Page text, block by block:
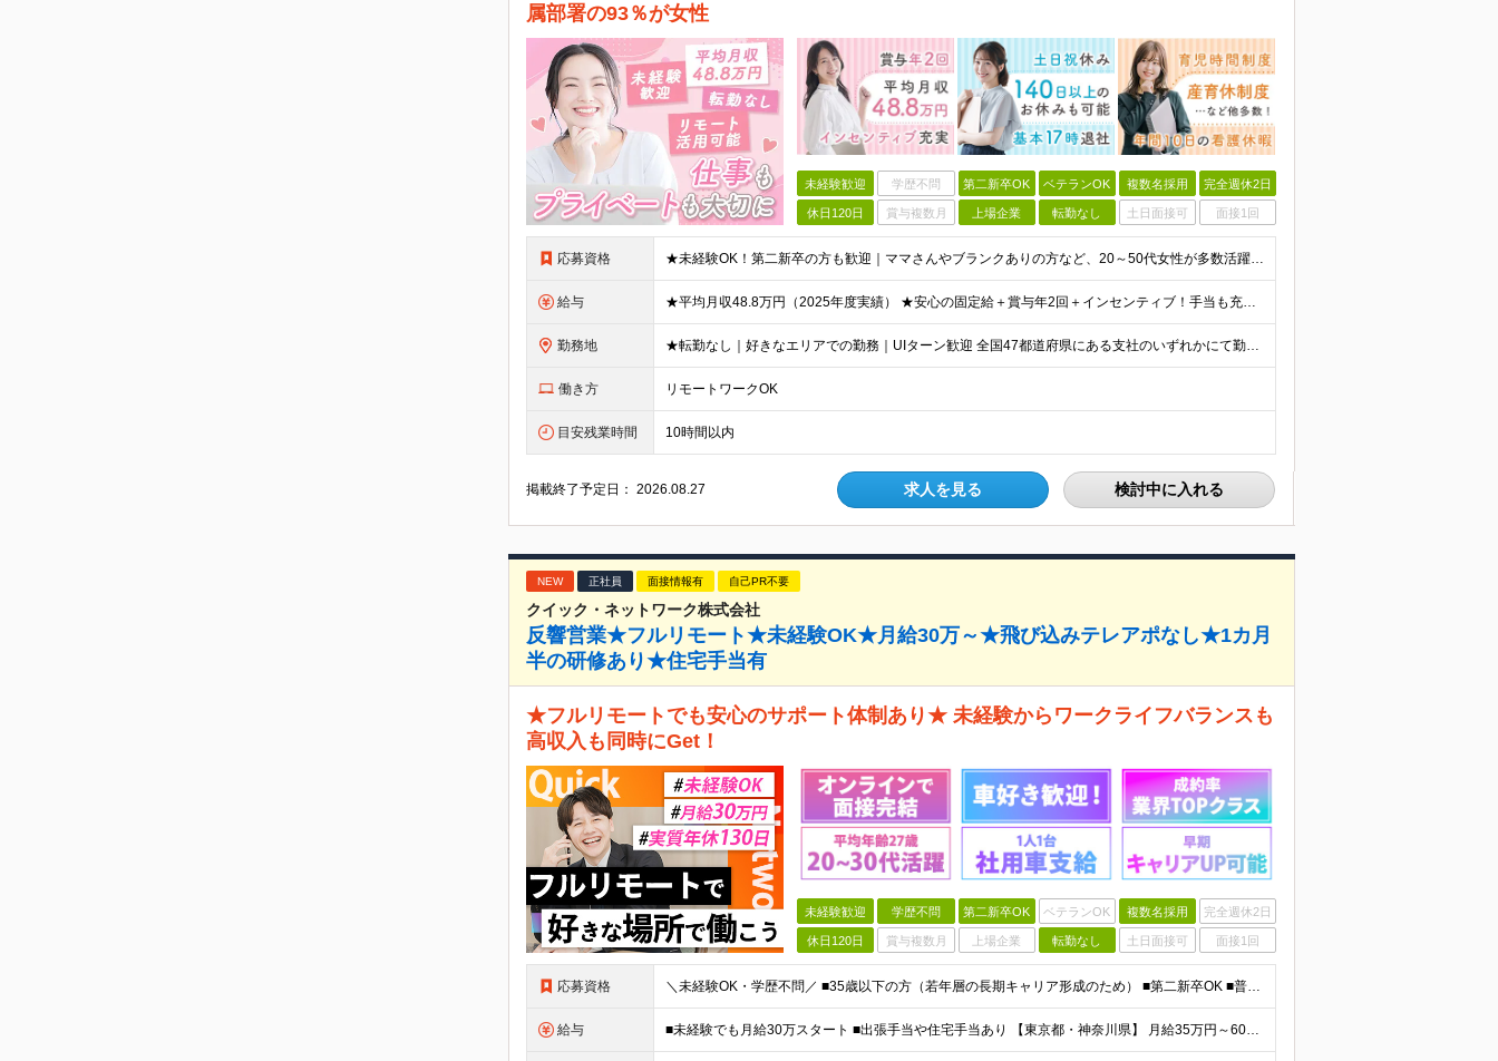
属部署の93％が女性
未経験歓迎 学歴不問 第二新卒OK ベテランOK 複数名採用 完全週休2日
休日120日 賞与複数月 上場企業 転勤なし 土日面接可 面接1回
応募資格 ★未経験OK！第二新卒の方も歓迎｜ママさんやブランクありの方など、20～50代女性が多数活躍中♪ ◆高卒以上 ◆社会人経験をお持ちの方 - 業界・業種・職種・経験年数は問いません。 «こんな方が
給与 ★平均月収48.8万円（2025年度実績） ★安心の固定給＋賞与年2回＋インセンティブ！手当も充実 月給21万円～23万円＋諸手当＋インセンティブ＋賞与年2回 ※給与は年間平均の税込定例給与です。賞
勤務地 ★転勤なし｜好きなエリアでの勤務｜UIターン歓迎 全国47都道府県にある支社のいずれかにて勤務していただきます。 ＜募集エリア＞ ◆北海道・東北：北海道/青森/宮城/岩手/秋田/山形/福島
働き方 リモートワークOK
目安残業時間 10時間以内
掲載終了予定日：2026.08.27 求人を見る 検討中に入れる
NEW 正社員 面接情報有 自己PR不要
クイック・ネットワーク株式会社
反響営業★フルリモート★未経験OK★月給30万～★飛び込みテレアポなし★1カ月
半の研修あり★住宅手当有
★フルリモートでも安心のサポート体制あり★ 未経験からワークライフバランスも
高収入も同時にGet！
未経験歓迎 学歴不問 第二新卒OK ベテランOK 複数名採用 完全週休2日
休日120日 賞与複数月 上場企業 転勤なし 土日面接可 面接1回
応募資格 ＼未経験OK・学歴不問／ ■35歳以下の方（若年層の長期キャリア形成のため） ■第二新卒OK ■普通自動車免許（AT）をお持ちの方 ▼▽こんな方はぜひご応募ください！▽▼ 「車の運転が好き！」 「地
給与 ■未経験でも月給30万スタート ■出張手当や住宅手当あり 【東京都・神奈川県】 月給35万円～60万円＋インセンティブ＋賞与＋諸手当 上記月給は、月42時間分の固定残業代（月8万3900円以上）を含